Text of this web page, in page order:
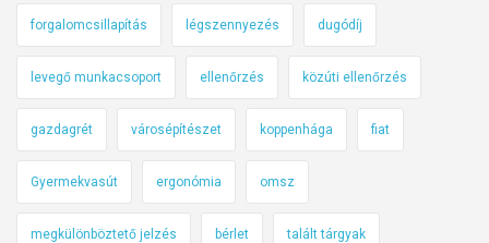
forgalomcsillapítás légszennyezés dugódíj
levegő munkacsoport ellenőrzés közúti ellenőrzés
gazdagrét városépítészet koppenhága fiat
Gyermekvasút ergonómia omsz
megkülönböztető jelzés bérlet talált tárgyak